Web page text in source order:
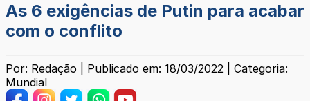
As 6 exigências de Putin para acabar
com o conflito
Por: Redação | Publicado em: 18/03/2022 | Categoria:
Mundial